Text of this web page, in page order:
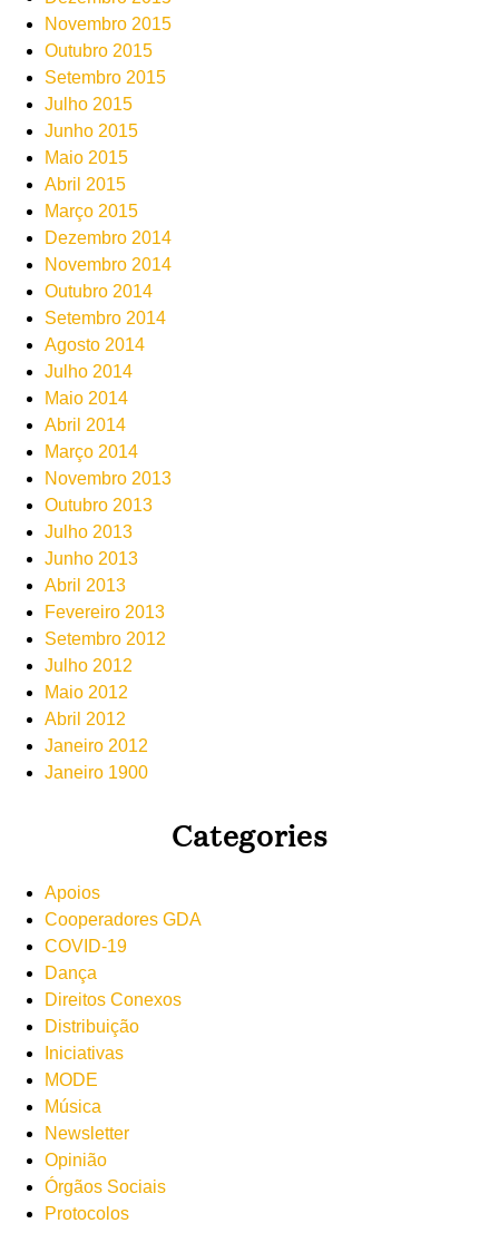
Novembro 2015
Outubro 2015
Setembro 2015
Julho 2015
Junho 2015
Maio 2015
Abril 2015
Março 2015
Dezembro 2014
Novembro 2014
Outubro 2014
Setembro 2014
Agosto 2014
Julho 2014
Maio 2014
Abril 2014
Março 2014
Novembro 2013
Outubro 2013
Julho 2013
Junho 2013
Abril 2013
Fevereiro 2013
Setembro 2012
Julho 2012
Maio 2012
Abril 2012
Janeiro 2012
Janeiro 1900
Categories
Apoios
Cooperadores GDA
COVID-19
Dança
Direitos Conexos
Distribuição
Iniciativas
MODE
Música
Newsletter
Opinião
Órgãos Sociais
Protocolos